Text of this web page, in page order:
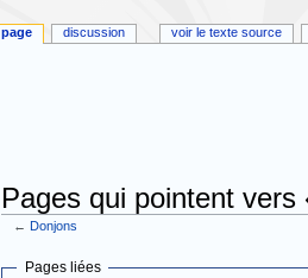
Pages qui pointent vers
←Donjons
Aller
Aller
Pages liées
page discussion voir le texte source